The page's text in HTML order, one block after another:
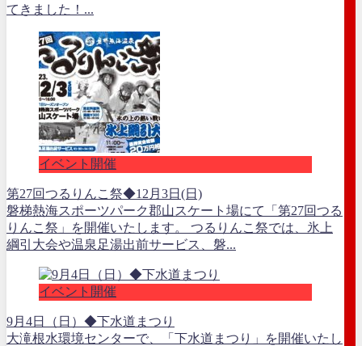
てきました！...
イベント開催
第27回つるりんこ祭◆12月3日(日)
磐梯熱海スポーツパーク郡山スケート場にて「第27回つる
りんこ祭」を開催いたします。 つるりんこ祭では、氷上
綱引大会や温泉足湯出前サービス、磐...
イベント開催
9月4日（日）◆下水道まつり
大滝根水環境センターで、「下水道まつり」を開催いたし